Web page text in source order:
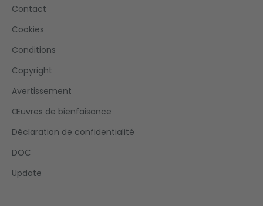
Contact
Cookies
Conditions
Copyright
Avertissement
Œuvres de bienfaisance
Déclaration de confidentialité
DOC
Update